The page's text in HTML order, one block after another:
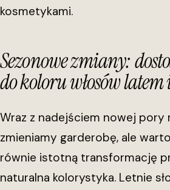
kosmetykami.
Sezonowe zmiany:
do koloru włosów
Wraz z nadejściem nowej pory
zmieniamy garderobę, ale
równie istotną transformację
naturalna kolorystyka. Letnie